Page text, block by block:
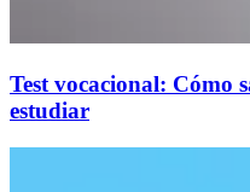
Test vocacional: Cómo
estudiar